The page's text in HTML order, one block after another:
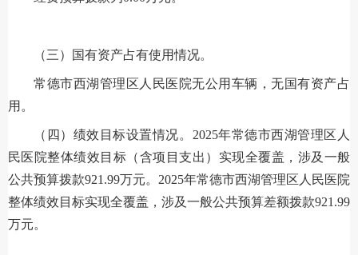
（三）国有资产占有使用情况。
常德市西湖管理区人民医院无公用车辆，无国有资产占
用。
（四）绩效目标设置情况。2025年常德市西湖管理区人
民医院整体绩效目标（含项目支出）实现全覆盖，涉及一般
公共预算拨款921.99万元。2025年常德市西湖管理区人民医院
整体绩效目标实现全覆盖，涉及一般公共预算差额拨款921.99
万元。